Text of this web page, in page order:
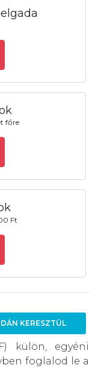
főre
Ft
KERESZTÜL
külön, egyéni
foglalod le a